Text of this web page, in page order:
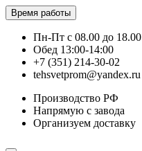
Время работы
Пн-Пт с 08.00 до 18.00
Обед 13:00-14:00
+7 (351) 214-30-02
tehsvetprom@yandex.ru
Производство РФ
Напрямую с завода
Организуем доставку